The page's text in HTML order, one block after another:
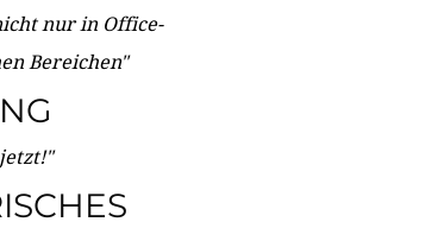
nur in Office-
Bereichen"